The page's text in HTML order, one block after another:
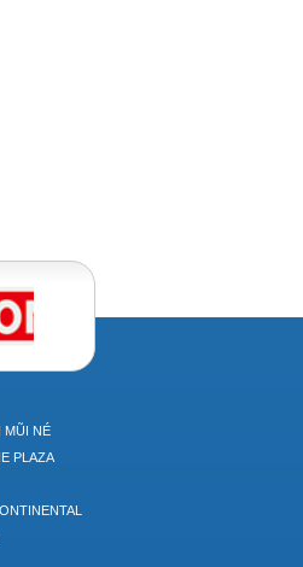
MŨI NÉ
PLAZA